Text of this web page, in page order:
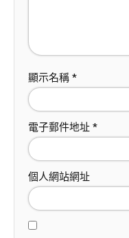
顯示名稱 *
電子郵件地址 *
個人網站網址